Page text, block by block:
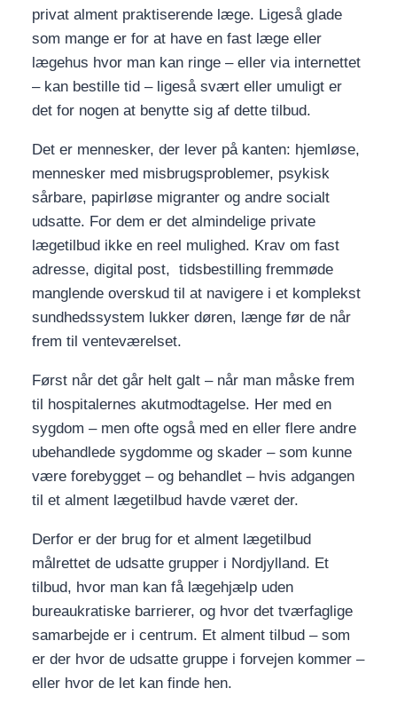
privat alment praktiserende læge. Ligeså glade
som mange er for at have en fast læge eller
lægehus hvor man kan ringe – eller via internettet
– kan bestille tid – ligeså svært eller umuligt er
det for nogen at benytte sig af dette tilbud.
Det er mennesker, der lever på kanten: hjemløse,
mennesker med misbrugsproblemer, psykisk
sårbare, papirløse migranter og andre socialt
udsatte. For dem er det almindelige private
lægetilbud ikke en reel mulighed. Krav om fast
adresse, digital post, tidsbestilling fremmøde
manglende overskud til at navigere i et komplekst
sundhedssystem lukker døren, længe før de når
frem til venteværelset.
Først når det går helt galt – når man måske frem
til hospitalernes akutmodtagelse. Her med en
sygdom – men ofte også med en eller flere andre
ubehandlede sygdomme og skader – som kunne
være forebygget – og behandlet – hvis adgangen
til et alment lægetilbud havde været der.
Derfor er der brug for et alment lægetilbud
målrettet de udsatte grupper i Nordjylland. Et
tilbud, hvor man kan få lægehjælp uden
bureaukratiske barrierer, og hvor det tværfaglige
samarbejde er i centrum. Et alment tilbud – som
er der hvor de udsatte gruppe i forvejen kommer –
eller hvor de let kan finde hen.